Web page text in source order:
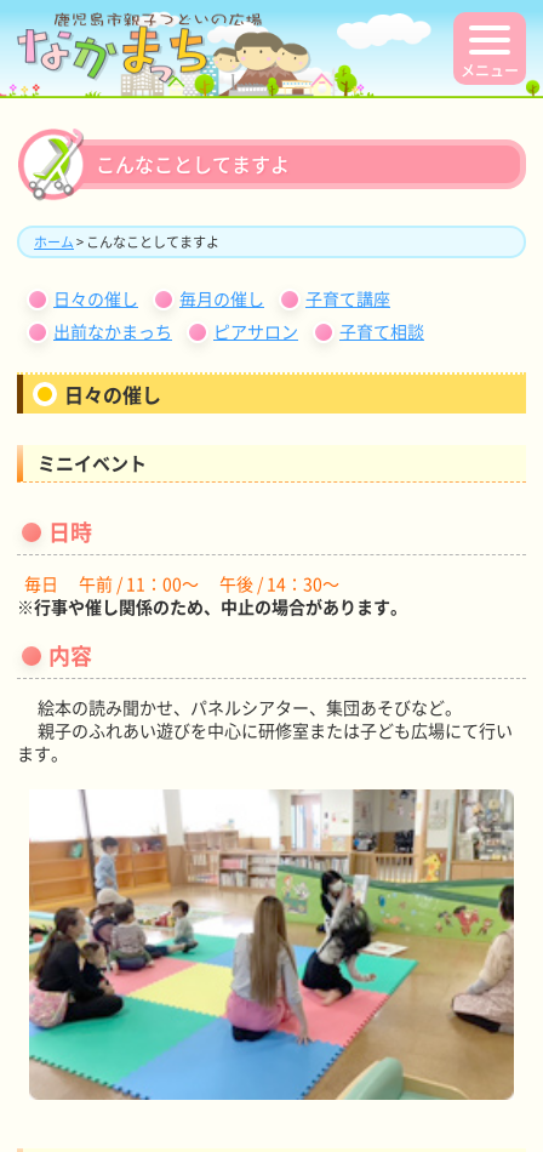
メニュー
こんなことしてますよ
ホーム> こんなことしてますよ
日々の催し 毎月の催し
子育て講座
出前なかまっち
ピアサロン 子育て相談
日々の催し
ミニイベント
日時
毎日 午前 / 11：00～ 午後 / 14：30～
※行事や催し関係のため、中止の場合があります。
内容
絵本の読み聞かせ、パネルシアター、集団あそびなど。
親子のふれあい遊びを中心に研修室または子ども広場にて行い
ます。